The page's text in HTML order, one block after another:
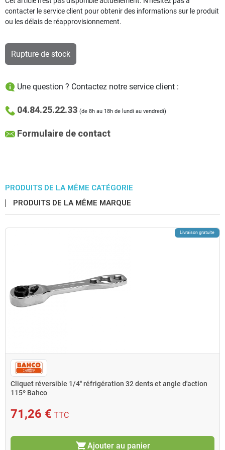
contacter le service client pour obtenir des informations sur le produit
ou les délais de réapprovisionnement.
Rupture de stock
Une question ? Contactez notre service client :
04.84.25.22.33 (de 8h au 18h de lundi au vendredi)
Formulaire de contact
PRODUITS DE LA MÊME CATÉGORIE
PRODUITS DE LA MÊME MARQUE
Livraison gratuite
Cliquet réversible 1/4'' réfrigération 32 dents et angle d'action
115º Bahco
71,26 € TTC
shopping_cartAjouter au panier